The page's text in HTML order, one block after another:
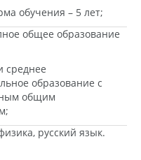
обучения – 5 лет;
общее образование
среднее
образование с
общим
русский язык.